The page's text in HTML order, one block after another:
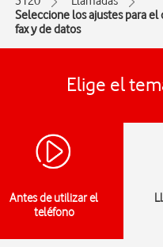
Seleccione los ajustes para
fax y de datos
Elige el
Antes de utilizar el
teléfono